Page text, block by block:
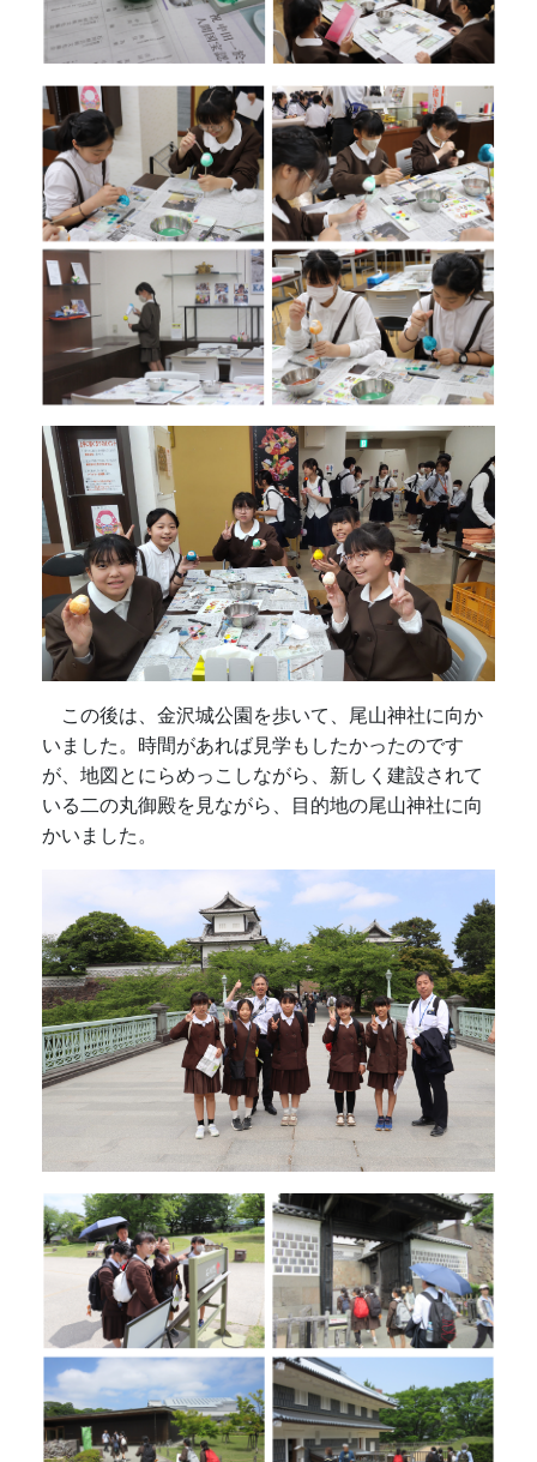
この後は、金沢城公園を歩いて、尾山神社に向か
いました。時間があれば見学もしたかったのです
が、地図とにらめっこしながら、新しく建設されて
いる二の丸御殿を見ながら、目的地の尾山神社に向
かいました。